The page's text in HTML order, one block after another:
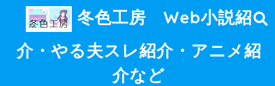
冬色工房 Web小説紹
介・やる夫スレ紹介・アニメ紹
介など